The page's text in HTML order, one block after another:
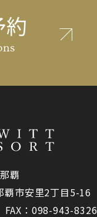
覇
市安里2丁目5-16
：098-943-8326